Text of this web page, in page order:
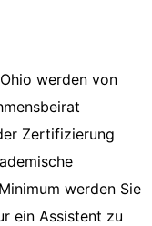
werden von
Zertifizierung
werden Sie
ein Assistent zu